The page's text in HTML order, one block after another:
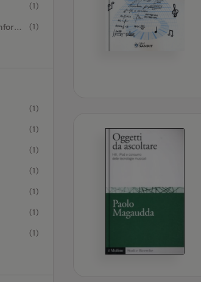
(1)
Servizi bibliotecari e informativi (1)
(1)
(1)
(1)
(1)
(1)
(1)
(1)